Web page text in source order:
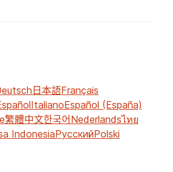
日本語Français
ItalianoEspañol (España)
繁體中文한국어Nederlandsไทย
IndonesiaРусскийPolski